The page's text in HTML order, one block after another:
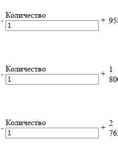
-
Количество
+
-
Количество
+ 1
-
Количество
+ 2